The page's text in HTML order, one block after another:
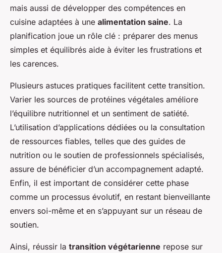
mais aussi de développer des compétences en
cuisine adaptées à une alimentation saine. La
planification joue un rôle clé : préparer des menus
simples et équilibrés aide à éviter les frustrations et
les carences.
Plusieurs astuces pratiques facilitent cette transition.
Varier les sources de protéines végétales améliore
l’équilibre nutritionnel et un sentiment de satiété.
L’utilisation d’applications dédiées ou la consultation
de ressources fiables, telles que des guides de
nutrition ou le soutien de professionnels spécialisés,
assure de bénéficier d’un accompagnement adapté.
Enfin, il est important de considérer cette phase
comme un processus évolutif, en restant bienveillante
envers soi-même et en s’appuyant sur un réseau de
soutien.
Ainsi, réussir la transition végétarienne repose sur